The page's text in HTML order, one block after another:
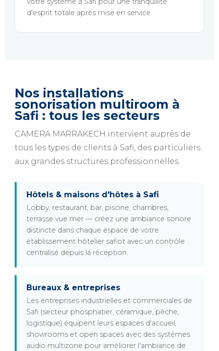
d'esprit totale après mise en service.
Nos installations
sonorisation multiroom à
Safi : tous les secteurs
CAMERA MARRAKECH intervient auprès de
tous les types de clients à Safi, des particuliers
aux grandes structures professionnelles.
Hôtels & maisons d'hôtes à Safi
Lobby, restaurant, bar, piscine, chambres,
terrasse vue mer — créez une ambiance sonore
distincte dans chaque espace de votre
établissement hôtelier safiot avec un contrôle
centralisé depuis la réception.
Bureaux & entreprises
Les entreprises industrielles et commerciales de
Safi (secteur phosphatier, céramique, pêche,
logistique) équipent leurs espaces d'accueil,
showrooms et open spaces avec des systèmes
audio multizone pour améliorer l'ambiance de